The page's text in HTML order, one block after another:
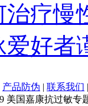
治疗慢
爱好者
产品防伪 | 联系我们 |
美国嘉康抗过敏专